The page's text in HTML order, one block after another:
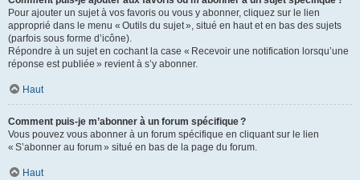
Pour ajouter un sujet à vos favoris ou vous y abonner, cliquez sur le lien
approprié dans le menu « Outils du sujet », situé en haut et en bas des sujets
(parfois sous forme d’icône).
Répondre à un sujet en cochant la case « Recevoir une notification lorsqu’une
réponse est publiée » revient à s’y abonner.
Haut
Comment puis-je m’abonner à un forum spécifique ?
Vous pouvez vous abonner à un forum spécifique en cliquant sur le lien
« S’abonner au forum » situé en bas de la page du forum.
Haut